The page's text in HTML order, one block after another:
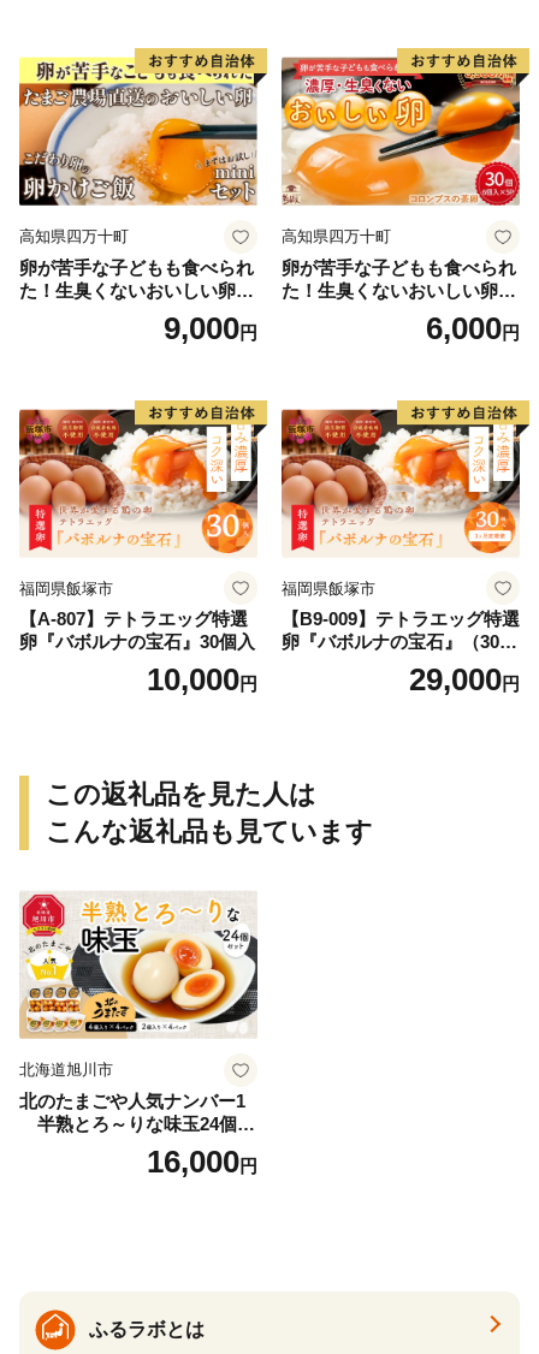
高知県四万十町
卵が苦手な子どもも食べられ
た！生臭くないおいしい卵を
味わう卵かけご飯ミニセット
(卵6個×2P、お米2合×1P、醤
9,000円
高知県四万十町
卵が苦手な子どもも食べられ
た！生臭くないおいしい卵 6
個入×5P／Gbn-A036,000円
福岡県飯塚市
【A-807】テトラエッグ特選
卵『バボルナの宝石』30個入
10,000円
福岡県飯塚市
【B9-009】テトラエッグ特選
卵『バボルナの宝石』（30
個/月）【3カ月定期便】
29,000円
この返礼品を見た人は
こんな返礼品も見ています
北海道旭川市
北のたまごや人気ナンバー1
半熟とろ～りな味玉24個入
16,000円
ふるラボとは